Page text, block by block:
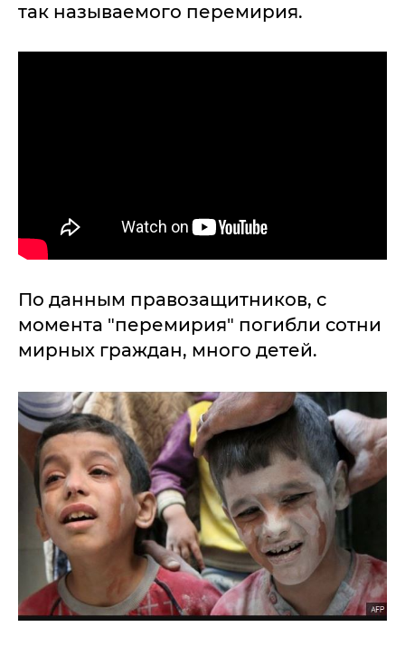
так называемого перемирия.
По данным правозащитников, с
момента "перемирия" погибли сотни
мирных граждан, много детей.